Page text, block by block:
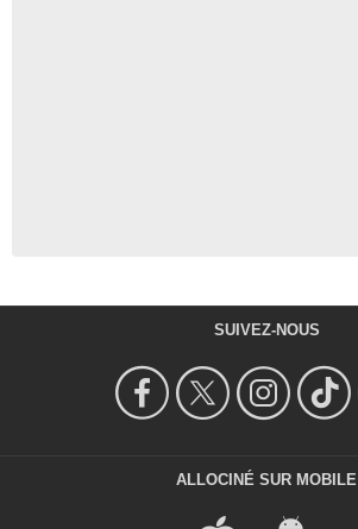
SUIVEZ-NOUS
ALLOCINÉ SUR MOBILE